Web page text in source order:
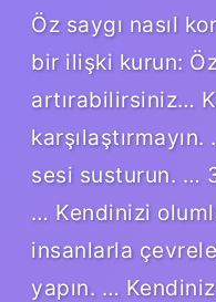
Öz saygı nasıl
bir ilişki kurun: Öz
artırabilirsiniz…
sesi susturun. …
… Kendinizi
insanlarla
yapın. …